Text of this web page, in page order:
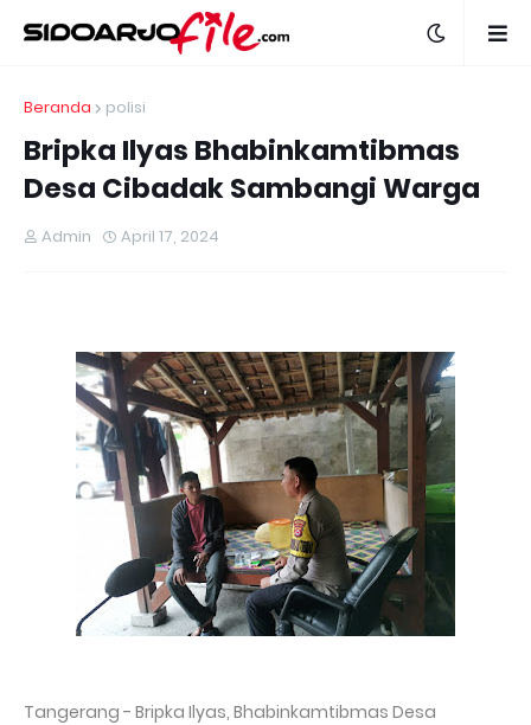
Beranda polisi
Bripka Ilyas Bhabinkamtibmas
Desa Cibadak Sambangi Warga
Admin April 17, 2024
Tangerang - Bripka Ilyas, Bhabinkamtibmas Desa